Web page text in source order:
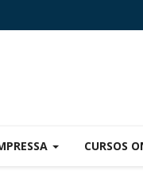
CURSOS